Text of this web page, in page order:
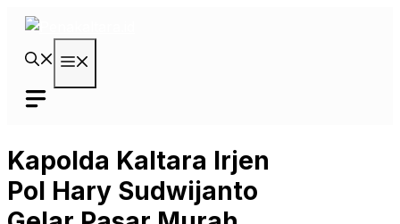
Langsung
Kapolda Kaltara Irjen
Pol Hary Sudwijanto